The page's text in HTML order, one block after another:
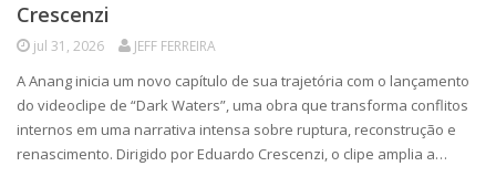
Crescenzi
jul 31, 2026 JEFF FERREIRA
A Anang inicia um novo capítulo de sua trajetória com o lançamento
do videoclipe de “Dark Waters”, uma obra que transforma conflitos
internos em uma narrativa intensa sobre ruptura, reconstrução e
renascimento. Dirigido por Eduardo Crescenzi, o clipe amplia a…